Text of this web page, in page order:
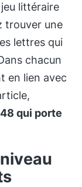
littéraire
trouver une
lettres qui
chacun
en lien avec
qui porte